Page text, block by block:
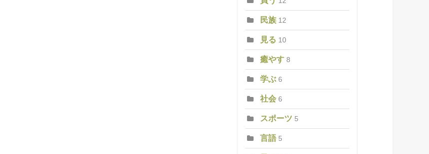
民族 12
見る 10
癒やす 8
学ぶ 6
社会 6
スポーツ 5
言語 5